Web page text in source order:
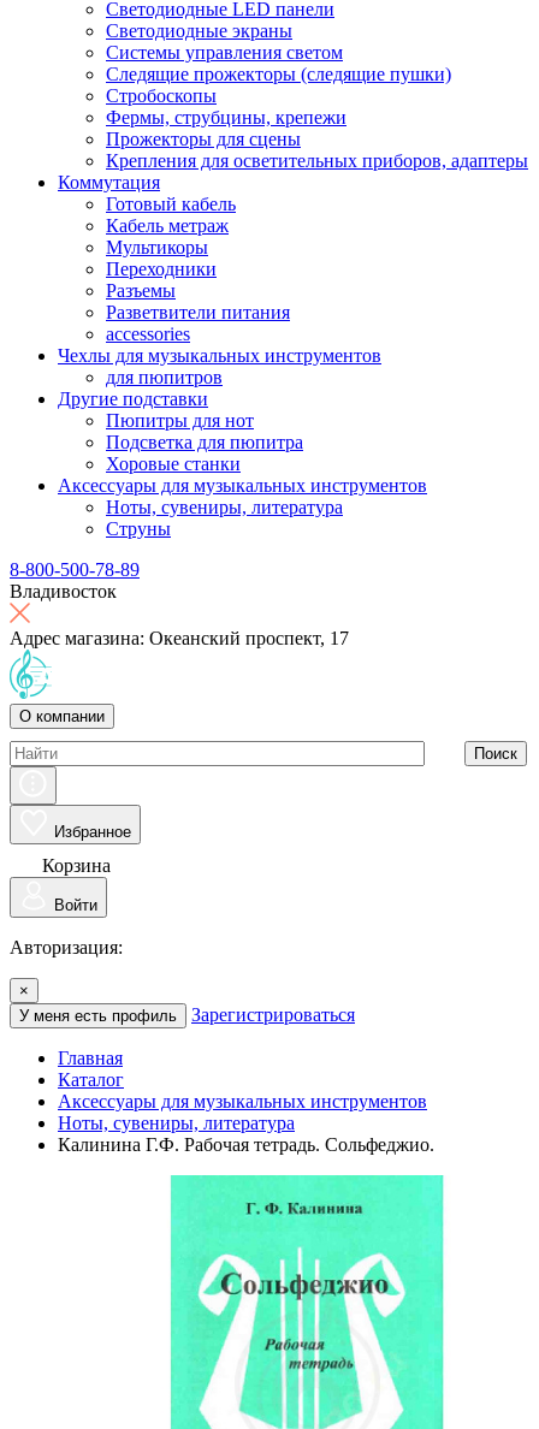
Светодиодные LED панели
Светодиодные экраны
Системы управления светом
Следящие прожекторы (следящие пушки)
Стробоскопы
Фермы, струбцины, крепежи
Прожекторы для сцены
Крепления для осветительных приборов, адаптеры
Коммутация
Готовый кабель
Кабель метраж
Мультикоры
Переходники
Разъемы
Разветвители питания
accessories
Чехлы для музыкальных инструментов
для пюпитров
Другие подставки
Пюпитры для нот
Подсветка для пюпитра
Хоровые станки
Аксессуары для музыкальных инструментов
Ноты, сувениры, литература
Струны
8-800-500-78-89
Владивосток
Адрес магазина: Океанский проспект, 17
О компании
Поиск
Избранное
Корзина
Войти
Авторизация:
×
У меня есть профиль
Зарегистрироваться
Главная
Каталог
Аксессуары для музыкальных инструментов
Ноты, сувениры, литература
Калинина Г.Ф. Рабочая тетрадь. Сольфеджио.